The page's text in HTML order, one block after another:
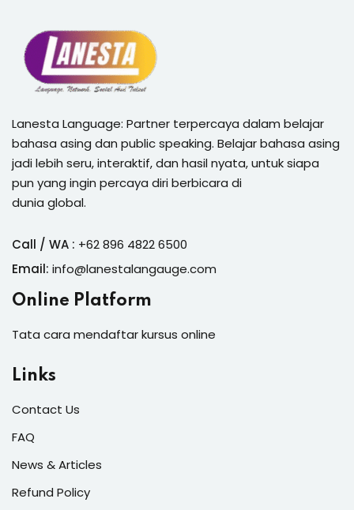
Lanesta Language: Partner terpercaya dalam belajar
bahasa asing dan public speaking. Belajar bahasa asing
jadi lebih seru, interaktif, dan hasil nyata, untuk siapa
pun yang ingin percaya diri berbicara di
dunia global.
Call / WA : +62 896 4822 6500
Email: info@lanestalangauge.com
Online Platform
Tata cara mendaftar kursus online
Links
Contact Us
FAQ
News & Articles
Refund Policy